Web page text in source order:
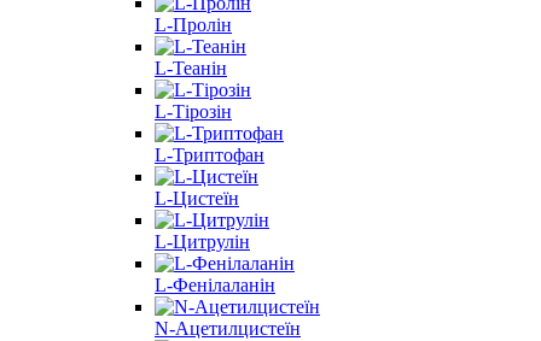
L-Пролін
L-Теанін
L-Тірозін
L-Триптофан
L-Цистеїн
L-Цитрулін
L-Фенілаланін
N-Ацетилцистеїн